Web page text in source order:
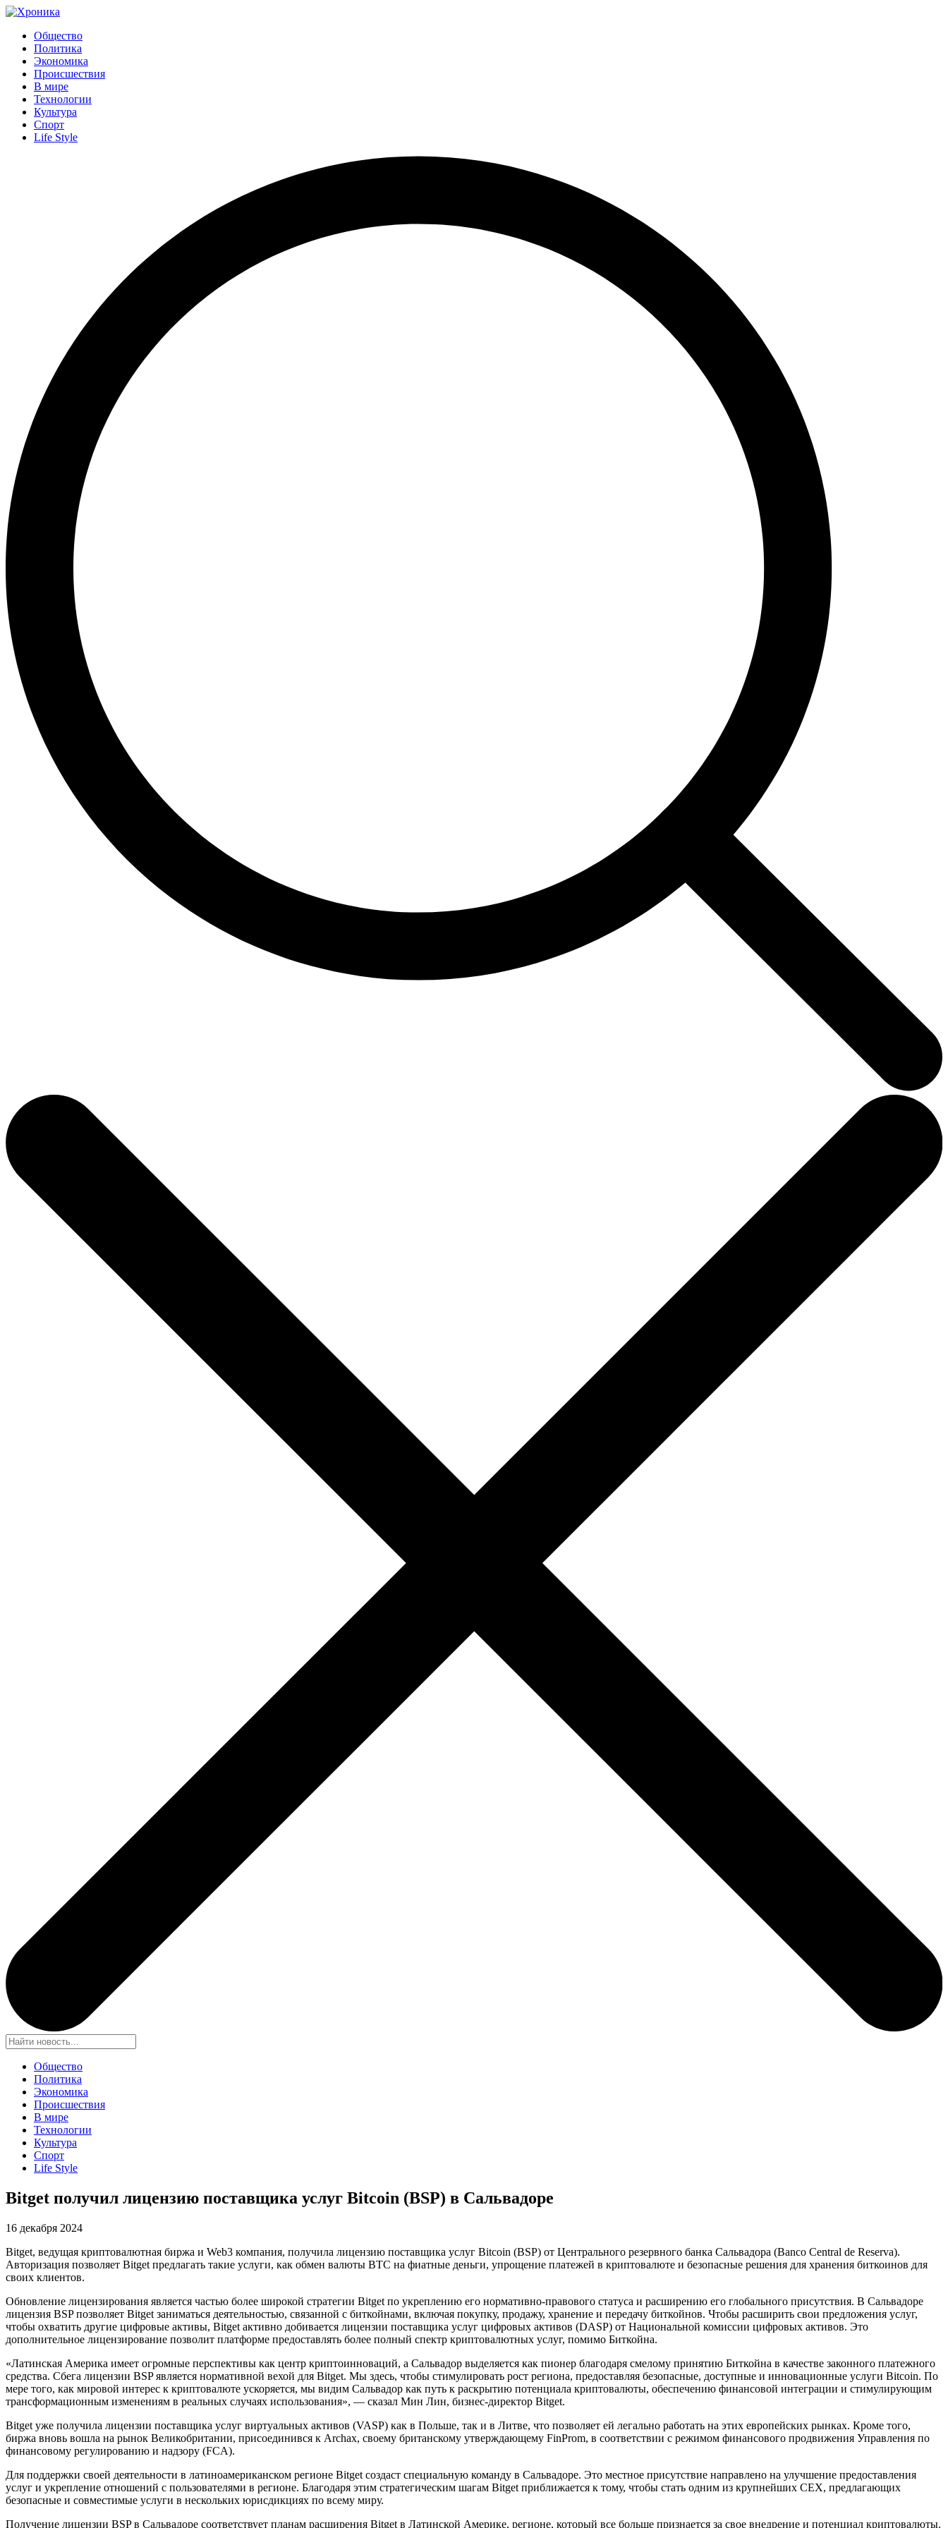
Общество
Политика
Экономика
Происшествия
В мире
Технологии
Культура
Спорт
Life Style
Общество
Политика
Экономика
Происшествия
В мире
Технологии
Культура
Спорт
Life Style
Bitget получил лицензию поставщика услуг Bitcoin (BSP) в Сальвадоре
16 декабря 2024
Bitget, ведущая криптовалютная биржа и Web3 компания, получила лицензию поставщика услуг Bitcoin (BSP) от Центрального резервного банка Сальвадора (Banco Central de Reserva).
Авторизация позволяет Bitget предлагать такие услуги, как обмен валюты ВТС на фиатные деньги, упрощение платежей в криптовалюте и безопасные решения для хранения биткоинов для
своих клиентов.
Обновление лицензирования является частью более широкой стратегии Bitget по укреплению его нормативно-правового статуса и расширению его глобального присутствия. В Сальвадоре
лицензия BSP позволяет Bitget заниматься деятельностью, связанной с биткойнами, включая покупку, продажу, хранение и передачу биткойнов. Чтобы расширить свои предложения услуг,
чтобы охватить другие цифровые активы, Bitget активно добивается лицензии поставщика услуг цифровых активов (DASP) от Национальной комиссии цифровых активов. Это
дополнительное лицензирование позволит платформе предоставлять более полный спектр криптовалютных услуг, помимо Биткойна.
«Латинская Америка имеет огромные перспективы как центр криптоинноваций, а Сальвадор выделяется как пионер благодаря смелому принятию Биткойна в качестве законного платежного
средства. Сбега лицензии BSP является нормативной вехой для Bitget. Мы здесь, чтобы стимулировать рост региона, предоставляя безопасные, доступные и инновационные услуги Bitcoin. По
мере того, как мировой интерес к криптовалюте ускоряется, мы видим Сальвадор как путь к раскрытию потенциала криптовалюты, обеспечению финансовой интеграции и стимулирующим
трансформационным изменениям в реальных случаях использования», — сказал Мин Лин, бизнес-директор Bitget.
Bitget уже получила лицензии поставщика услуг виртуальных активов (VASP) как в Польше, так и в Литве, что позволяет ей легально работать на этих европейских рынках. Кроме того,
биржа вновь вошла на рынок Великобритании, присоединився к Archax, своему британскому утверждающему FinProm, в соответствии с режимом финансового продвижения Управления по
финансовому регулированию и надзору (FCA).
Для поддержки своей деятельности в латиноамериканском регионе Bitget создаст специальную команду в Сальвадоре. Это местное присутствие направлено на улучшение предоставления
услуг и укрепление отношений с пользователями в регионе. Благодаря этим стратегическим шагам Bitget приближается к тому, чтобы стать одним из крупнейших CEX, предлагающих
безопасные и совместимые услуги в нескольких юрисдикциях по всему миру.
Получение лицензии BSP в Сальвадоре соответствует планам расширения Bitget в Латинской Америке, регионе, который все больше признается за свое внедрение и потенциал криптовалюты.